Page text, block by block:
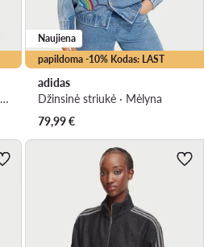
Sportinės kelnės · Tamsiai mėlyna · Regular Fit
papildoma -10% Kodas: LAST
Naujiena
adidas
Džinsinė striukė · Mėlyna
79,99€